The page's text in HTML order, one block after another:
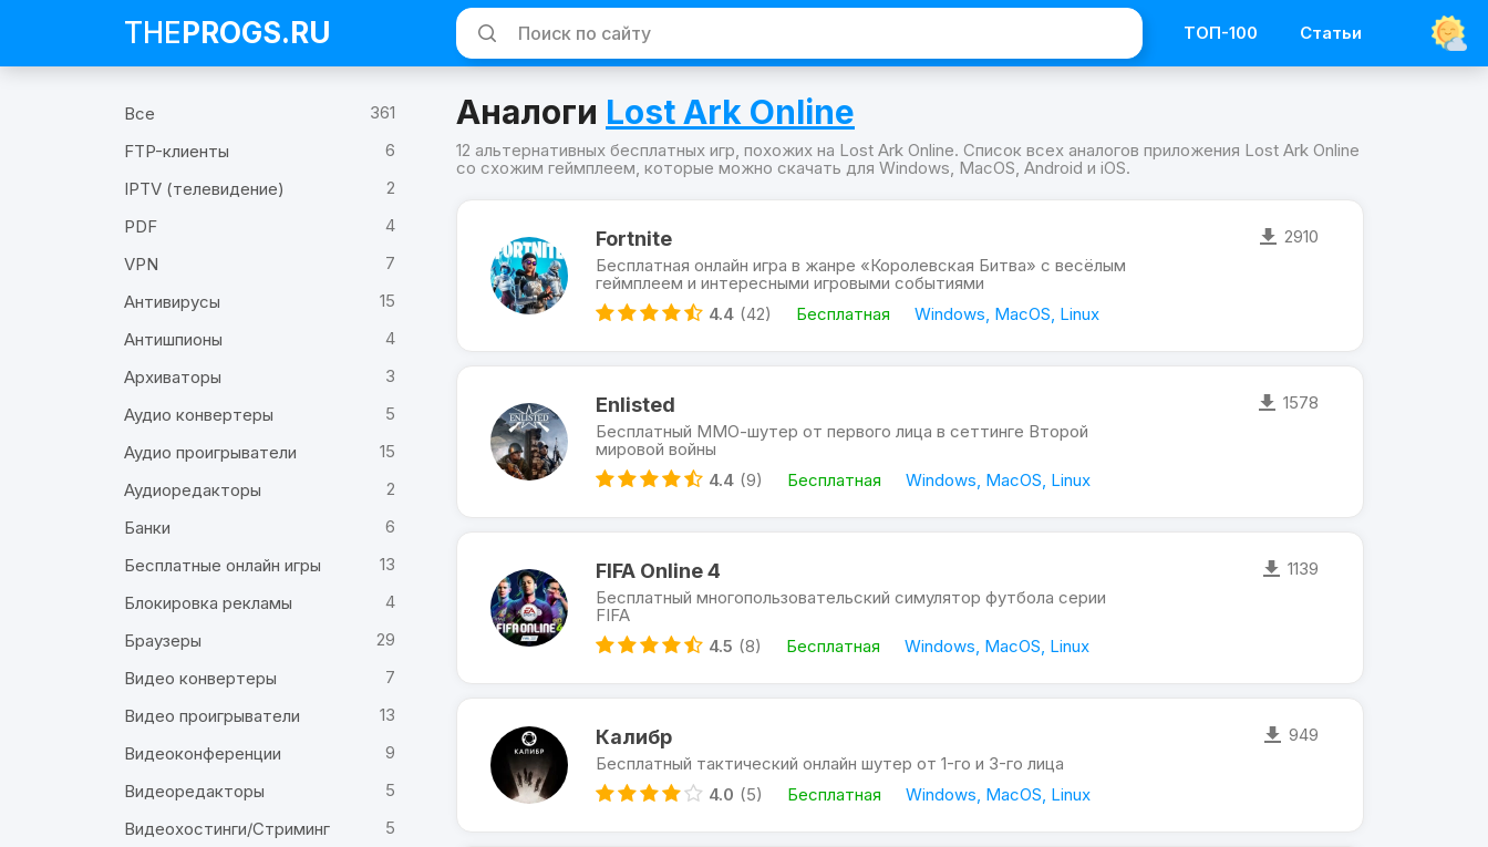
THEPROGS.RU ТОП-100 Статьи
Аналоги Lost Ark Online
12 альтернативных бесплатных игр, похожих на Lost Ark Online. Список всех аналогов приложения Lost Ark Online
со схожим геймплеем, которые можно скачать для Windows, MacOS, Android и iOS.
Online
Похожие
Fortnite
Бесплатная онлайн игра в жанре «Королевская Битва» с весёлым
геймплеем и интересными игровыми событиями
4.4 (42) Бесплатная Windows, MacOS, Linux
2910
Enlisted
Бесплатный ММО-шутер от первого лица в сеттинге Второй
мировой войны
4.4 (9) Бесплатная Windows, MacOS, Linux
1578
FIFA Online 4
Бесплатный многопользовательский симулятор футбола серии
FIFA
4.5 (8) Бесплатная Windows, MacOS, Linux
1139
Калибр
Бесплатный тактический онлайн шутер от 1-го и 3-го лица
4.0 (5) Бесплатная Windows, MacOS, Linux
949
Все
361
FTP-клиенты
6
IPTV (телевидение)
2
PDF
4
VPN
7
Антивирусы
15
Антишпионы
4
Архиваторы
3
Аудио конвертеры
5
Аудио проигрыватели
15
Аудиоредакторы
2
Банки
6
Бесплатные онлайн игры
13
Блокировка рекламы
4
Браузеры
29
Видео конвертеры
7
Видео проигрыватели
13
Видеоконференции
9
Видеоредакторы
5
Видеохостинги/Стриминг
5